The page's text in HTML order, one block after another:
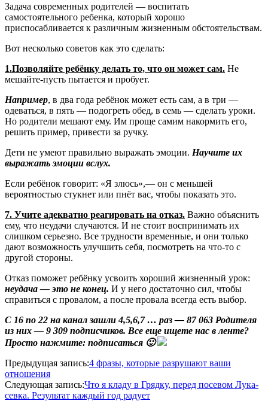
Задача современных родителей — воспитать
самостоятельного ребенка, который хорошо
приспосабливается к различным жизненным обстоятельствам.
Вот несколько советов как это сделать:
1.Позволяйте ребёнку делать то, что он может сам. Не
мешайте-пусть пытается и пробует.
Например, в два года ребёнок может есть сам, а в три —
одеваться, в пять — подогреть обед, в семь — сделать уроки.
Но родители мешают ему. Им проще самим накормить его,
решить пример, привести за ручку.
Дети не умеют правильно выражать эмоции. Научите их
выражать эмоции вслух.
Если ребёнок говорит: «Я злюсь»,— он с меньшей
вероятностью стукнет или пнёт вас, чтобы показать это.
7. Учите адекватно реагировать на отказ. Важно объяснить
ему, что неудачи случаются. И не стоит воспринимать их
слишком серьезно. Все трудности временные, и они только
дают возможность улучшить себя, посмотреть на что-то с
другой стороны.
Отказ поможет ребёнку усвоить хороший жизненный урок:
неудача — это не конец. И у него достаточно сил, чтобы
справиться с провалом, а после провала всегда есть выбор.
С 16 по 22 на канал зашли 4,5,6,7 … раз — 87 063 Родителя
из них — 9 309 подписчиков. Все еще ищете нас в ленте?
Просто нажмите: подписаться 🙂
2020-
06-
20
Предыдущая запись:4 фразы, которые разрушают ваши
отношения
Следующая запись:Что я кладу в Грядку, перед посевом Лука-
севка. Результат каждый год радует